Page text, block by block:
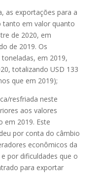
as exportações para a
tanto em valor quanto
de 2020, em
de 2019. Os
em 2019,
totalizando USD 133
que em 2019);
resfriada neste
aos valores
em 2019. Este
por conta do câmbio
econômicos da
por dificuldades que o
para exportar